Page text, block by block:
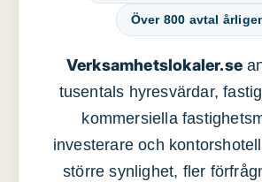
Över 800 avtal
Verksamhetslokaler.se
tusentals hyresvärdar,
kommersiella
investerare och
större synlighet, fler